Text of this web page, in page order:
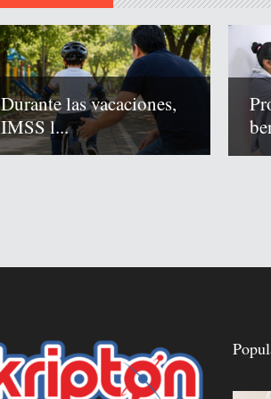
Durante las vacaciones,
IMSS l...